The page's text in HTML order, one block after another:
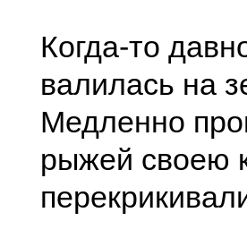
Когда-то
валилась на
Медленно
рыжей своею